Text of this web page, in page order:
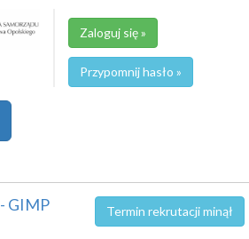
Zaloguj się »
Przypomnij hasło »
GIMP
Termin rekrutacji minął